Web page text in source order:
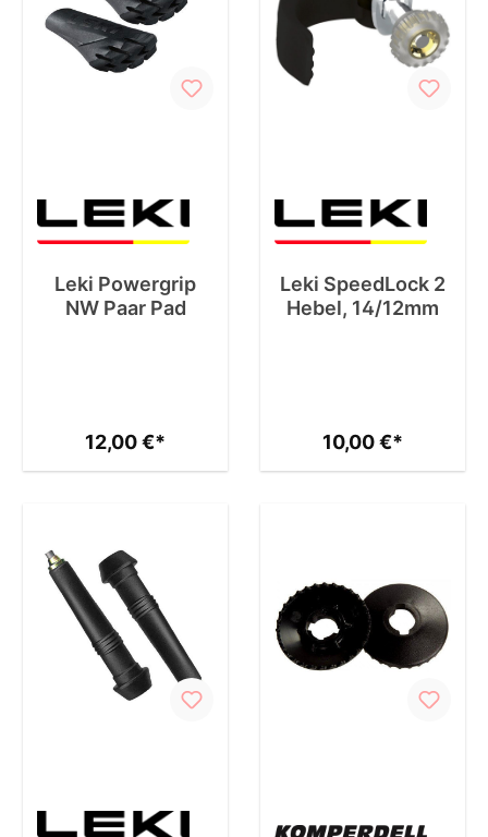
Leki Powergrip
NW Paar Pad
12,00 €*
Leki SpeedLock 2
Hebel, 14/12mm
10,00 €*